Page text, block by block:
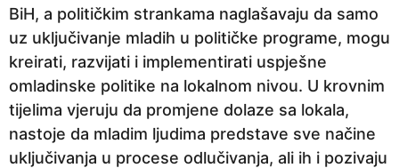
BiH, a političkim strankama naglašavaju da samo
uz uključivanje mladih u političke programe, mogu
kreirati, razvijati i implementirati uspješne
omladinske politike na lokalnom nivou. U krovnim
tijelima vjeruju da promjene dolaze sa lokala,
nastoje da mladim ljudima predstave sve načine
uključivanja u procese odlučivanja, ali ih i pozivaju